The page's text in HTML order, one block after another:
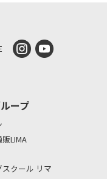
ープ
LIMA
クール リマ